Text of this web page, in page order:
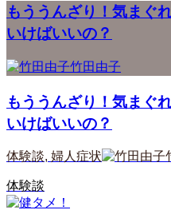
もううんざり！気まぐ
いけばいいの？
竹田由子
もううんざり！気まぐ
いけばいいの？
体験談, 婦人症状
体験談